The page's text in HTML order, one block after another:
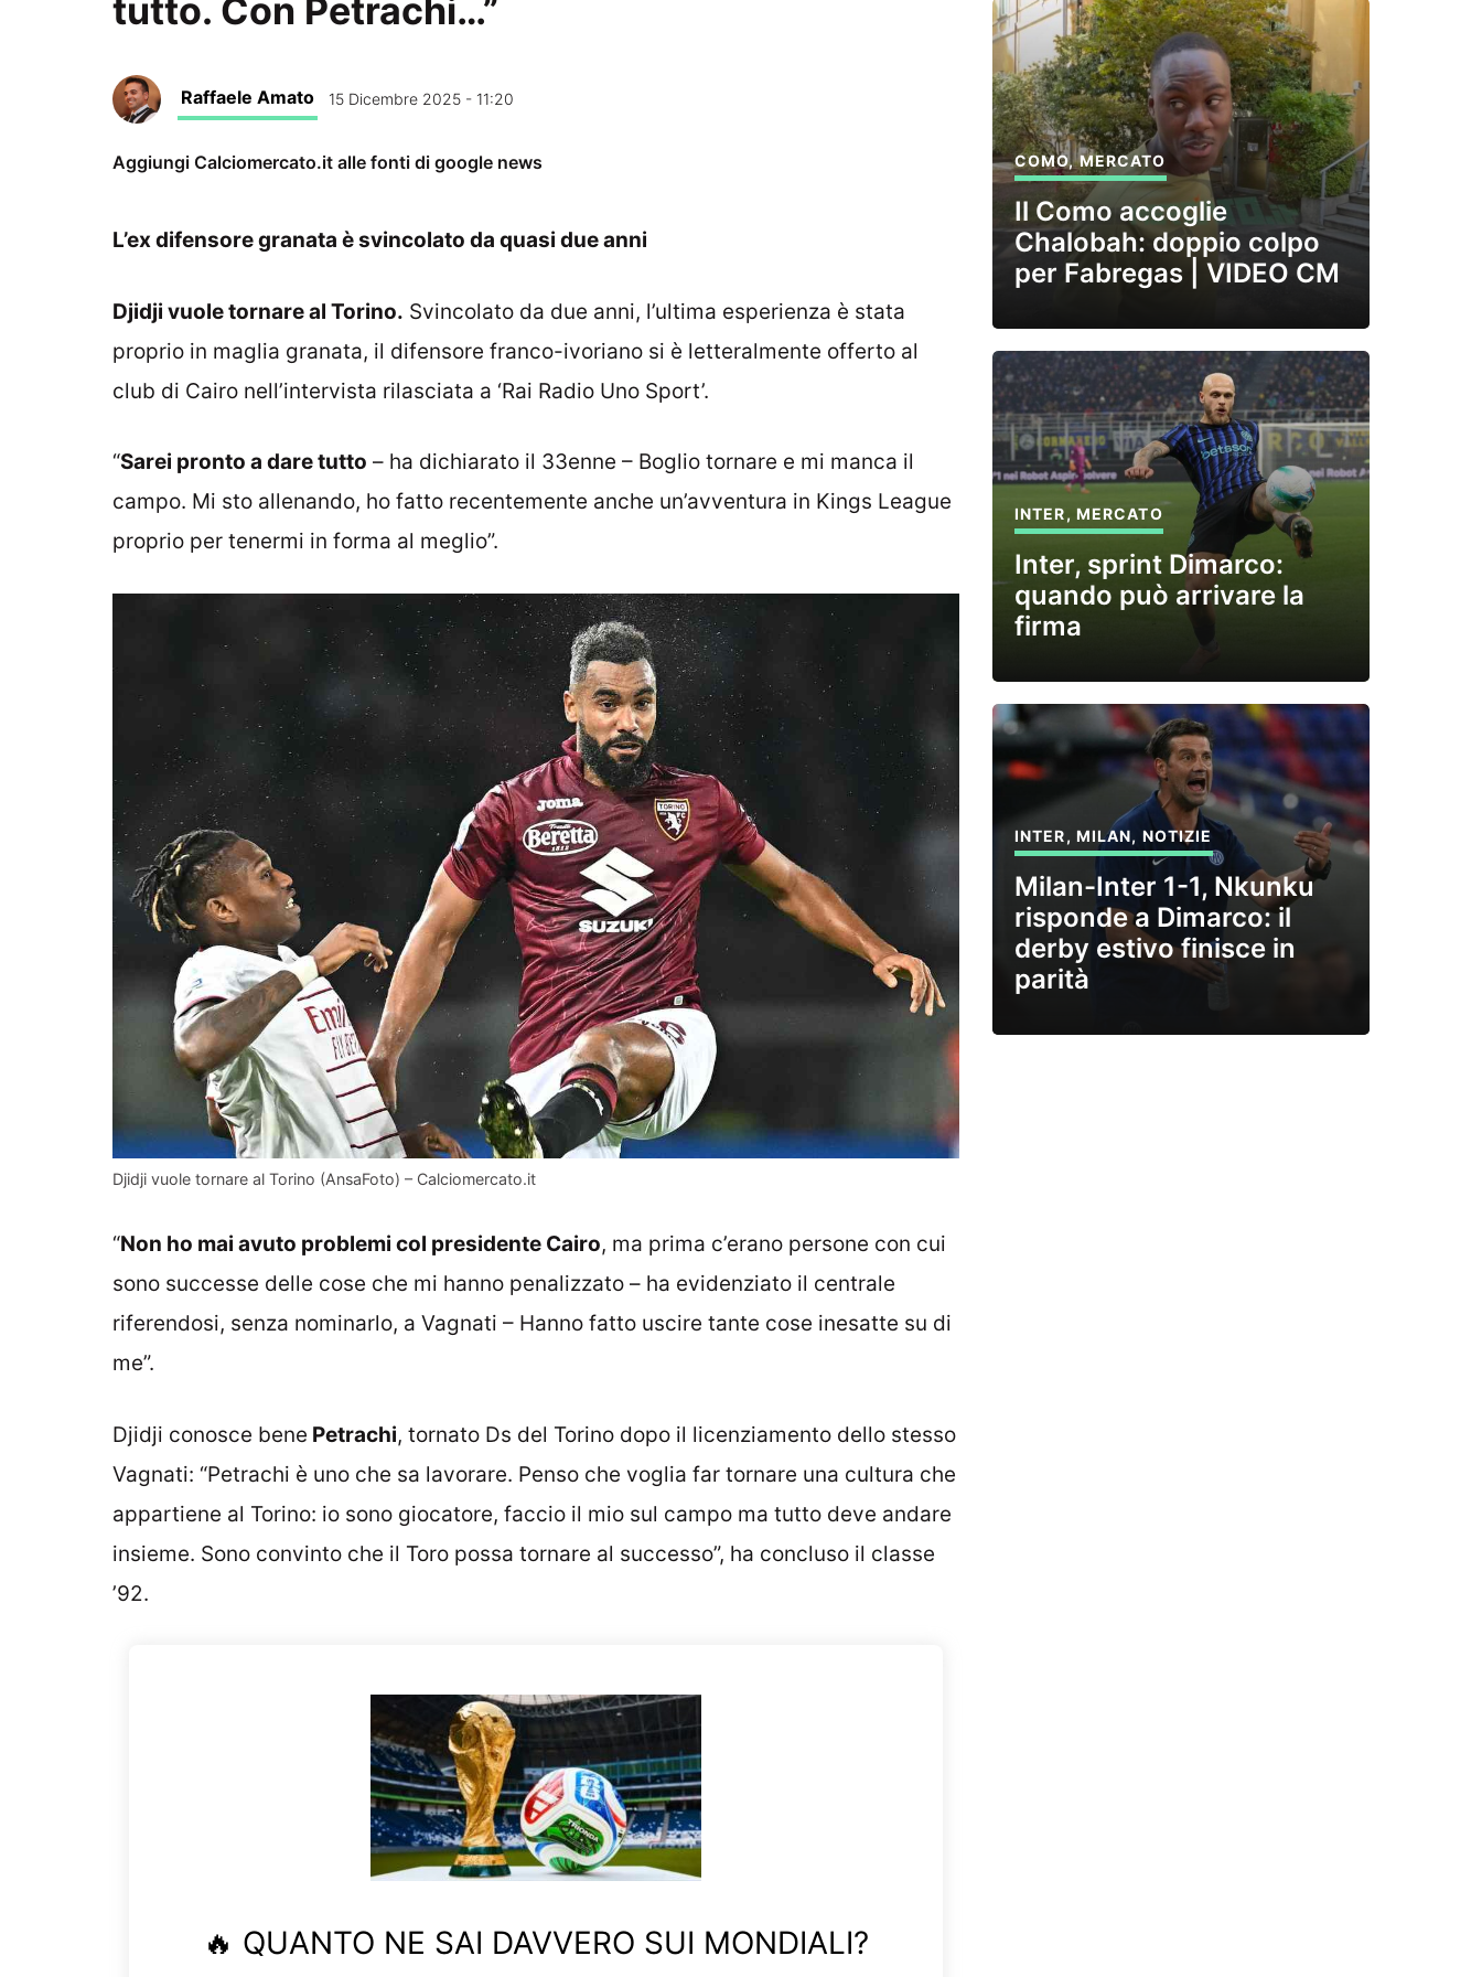
tutto. Con Petrachi…”
Raffaele Amato 15 Dicembre 2025 - 11:20
Aggiungi Calciomercato.it alle fonti di google news
L’ex difensore granata è svincolato da quasi due anni
Djidji vuole tornare al Torino. Svincolato da due anni, l’ultima esperienza è stata
proprio in maglia granata, il difensore franco-ivoriano si è letteralmente offerto al
club di Cairo nell’intervista rilasciata a ‘Rai Radio Uno Sport’.
“Sarei pronto a dare tutto – ha dichiarato il 33enne – Boglio tornare e mi manca il
campo. Mi sto allenando, ho fatto recentemente anche un’avventura in Kings League
proprio per tenermi in forma al meglio”.
Djidji vuole tornare al Torino (AnsaFoto) – Calciomercato.it
“Non ho mai avuto problemi col presidente Cairo, ma prima c’erano persone con cui
sono successe delle cose che mi hanno penalizzato – ha evidenziato il centrale
riferendosi, senza nominarlo, a Vagnati – Hanno fatto uscire tante cose inesatte su di
me”.
Djidji conosce bene Petrachi, tornato Ds del Torino dopo il licenziamento dello stesso
Vagnati: “Petrachi è uno che sa lavorare. Penso che voglia far tornare una cultura che
appartiene al Torino: io sono giocatore, faccio il mio sul campo ma tutto deve andare
insieme. Sono convinto che il Toro possa tornare al successo”, ha concluso il classe
’92.
🔥 QUANTO NE SAI DAVVERO SUI MONDIALI?
COMO,MERCATO
Il Como accoglie
Chalobah: doppio colpo
per Fabregas | VIDEO CM
INTER, MERCATO
Inter, sprint Dimarco:
quando può arrivare la
firma
INTER, MILAN, NOTIZIE
Milan-Inter 1-1, Nkunku
risponde a Dimarco: il
derby estivo finisce in
parità